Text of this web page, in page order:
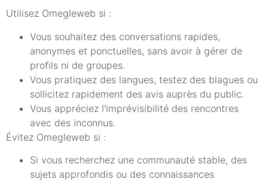
Utilisez Omegleweb si :
Vous souhaitez des conversations rapides,
anonymes et ponctuelles, sans avoir à gérer de
profils ni de groupes.
Vous pratiquez des langues, testez des blagues ou
sollicitez rapidement des avis auprès du public.
Vous appréciez l'imprévisibilité des rencontres
avec des inconnus.
Évitez Omegleweb si :
Si vous recherchez une communauté stable, des
sujets approfondis ou des connaissances